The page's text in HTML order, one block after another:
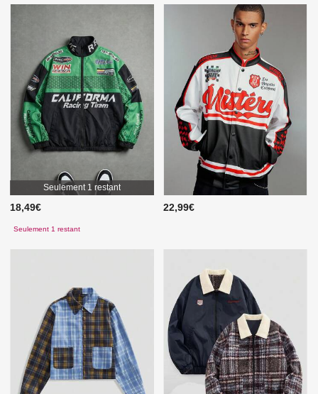
Seulement 1 restant
18,49€
Seulement 1 restant
22,99€